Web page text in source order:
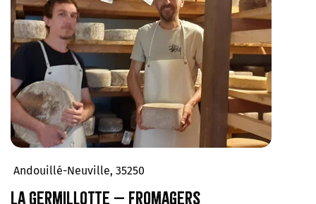
Andouillé-Neuville, 35250
La Germillotte – Fromagers